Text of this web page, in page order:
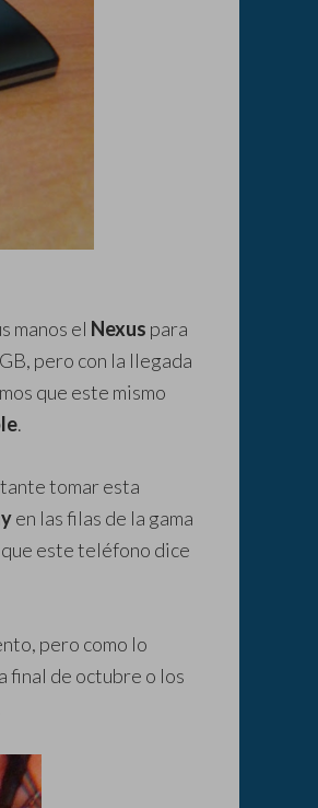
manos el Nexus para
pero con la llegada
que este mismo
.
tomar esta
en las filas de la gama
este teléfono dice
pero como lo
final de octubre o los